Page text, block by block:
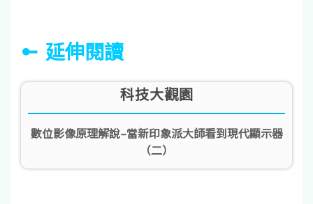
延伸閱讀
科技大觀園
數位影像原理解說–當新印象派大師看到現代顯示器
（二）